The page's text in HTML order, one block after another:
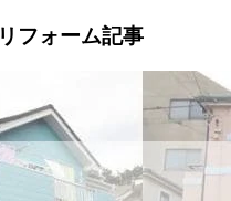
リフォーム記事